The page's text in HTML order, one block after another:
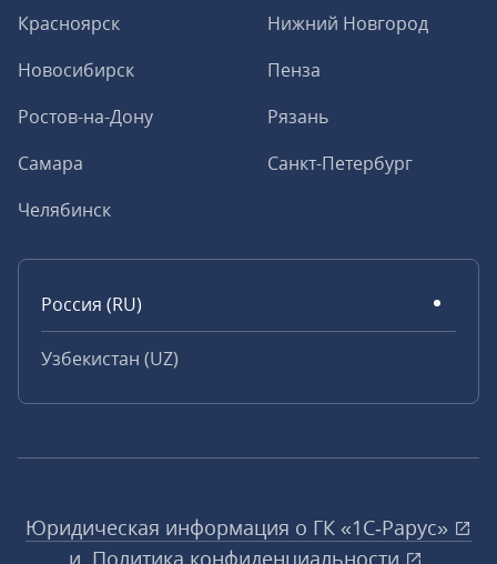
Красноярск
Нижний Новгород
Новосибирск
Пенза
Ростов-на-Дону
Рязань
Самара
Санкт-Петербург
Челябинск
Россия (RU)
Узбекистан (UZ)
Юридическая информация о ГК «1С‑Рарус»
и Политика конфиденциальности
.